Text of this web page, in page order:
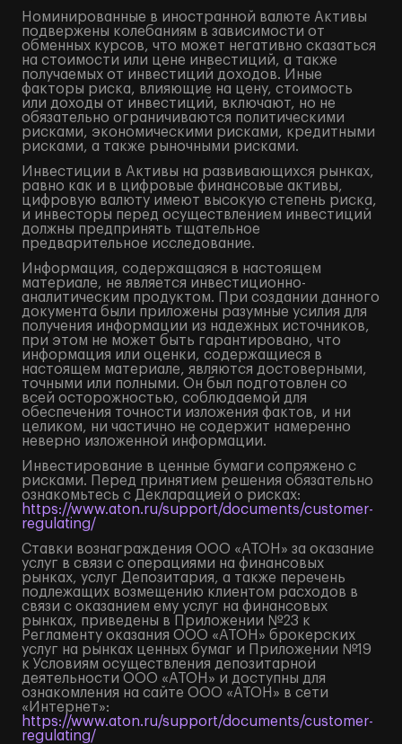
Номинированные в иностранной валюте Активы
подвержены колебаниям в зависимости от
обменных курсов, что может негативно сказаться
на стоимости или цене инвестиций, а также
получаемых от инвестиций доходов. Иные
факторы риска, влияющие на цену, стоимость
или доходы от инвестиций, включают, но не
обязательно ограничиваются политическими
рисками, экономическими рисками, кредитными
рисками, а также рыночными рисками.
Инвестиции в Активы на развивающихся рынках,
равно как и в цифровые финансовые активы,
цифровую валюту имеют высокую степень риска,
и инвесторы перед осуществлением инвестиций
должны предпринять тщательное
предварительное исследование.
Информация, содержащаяся в настоящем
материале, не является инвестиционно-
аналитическим продуктом. При создании данного
документа были приложены разумные усилия для
получения информации из надежных источников,
при этом не может быть гарантировано, что
информация или оценки, содержащиеся в
настоящем материале, являются достоверными,
точными или полными. Он был подготовлен со
всей осторожностью, соблюдаемой для
обеспечения точности изложения фактов, и ни
целиком, ни частично не содержит намеренно
неверно изложенной информации.
Инвестирование в ценные бумаги сопряжено с
рисками. Перед принятием решения обязательно
ознакомьтесь с Декларацией о рисках:
https://www.aton.ru/support/documents/customer-
regulating/
Ставки вознаграждения ООО «АТОН» за оказание
услуг в связи с операциями на финансовых
рынках, услуг Депозитария, а также перечень
подлежащих возмещению клиентом расходов в
связи с оказанием ему услуг на финансовых
рынках, приведены в Приложении №23 к
Регламенту оказания ООО «АТОН» брокерских
услуг на рынках ценных бумаг и Приложении №19
к Условиям осуществления депозитарной
деятельности ООО «АТОН» и доступны для
ознакомления на сайте ООО «АТОН» в сети
«Интернет»:
https://www.aton.ru/support/documents/customer-
regulating/